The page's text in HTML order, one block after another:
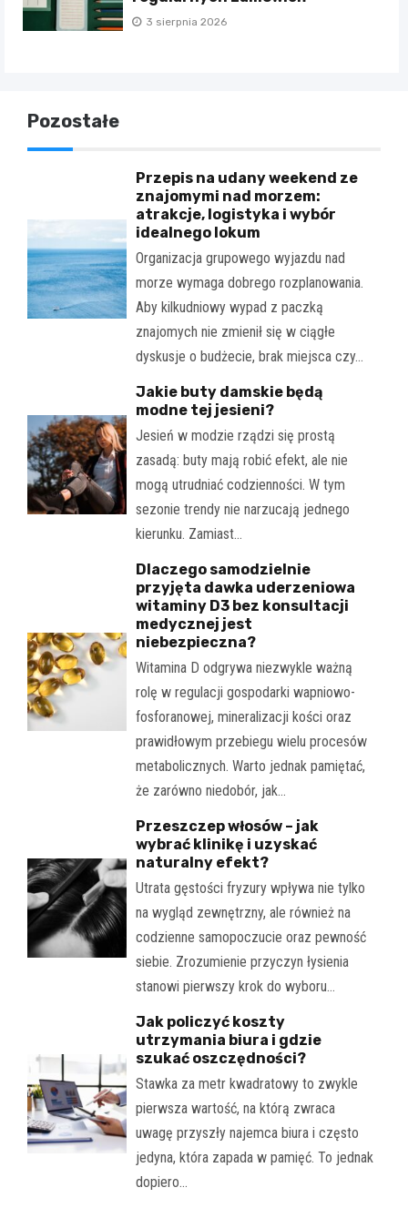
3 sierpnia 2026
Pozostałe
Przepis na udany weekend ze
znajomymi nad morzem:
atrakcje, logistyka i wybór
idealnego lokum
Organizacja grupowego wyjazdu nad
morze wymaga dobrego rozplanowania.
Aby kilkudniowy wypad z paczką
znajomych nie zmienił się w ciągłe
dyskusje o budżecie, brak miejsca czy…
Jakie buty damskie będą
modne tej jesieni?
Jesień w modzie rządzi się prostą
zasadą: buty mają robić efekt, ale nie
mogą utrudniać codzienności. W tym
sezonie trendy nie narzucają jednego
kierunku. Zamiast…
Dlaczego samodzielnie
przyjęta dawka uderzeniowa
witaminy D3 bez konsultacji
medycznej jest
niebezpieczna?
Witamina D odgrywa niezwykle ważną
rolę w regulacji gospodarki wapniowo-
fosforanowej, mineralizacji kości oraz
prawidłowym przebiegu wielu procesów
metabolicznych. Warto jednak pamiętać,
że zarówno niedobór, jak…
Przeszczep włosów – jak
wybrać klinikę i uzyskać
naturalny efekt?
Utrata gęstości fryzury wpływa nie tylko
na wygląd zewnętrzny, ale również na
codzienne samopoczucie oraz pewność
siebie. Zrozumienie przyczyn łysienia
stanowi pierwszy krok do wyboru…
Jak policzyć koszty
utrzymania biura i gdzie
szukać oszczędności?
Stawka za metr kwadratowy to zwykle
pierwsza wartość, na którą zwraca
uwagę przyszły najemca biura i często
jedyna, która zapada w pamięć. To jednak
dopiero…